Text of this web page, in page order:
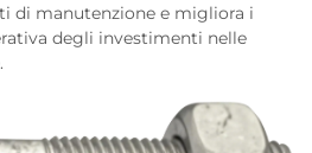
di manutenzione e migliora i
degli investimenti nelle